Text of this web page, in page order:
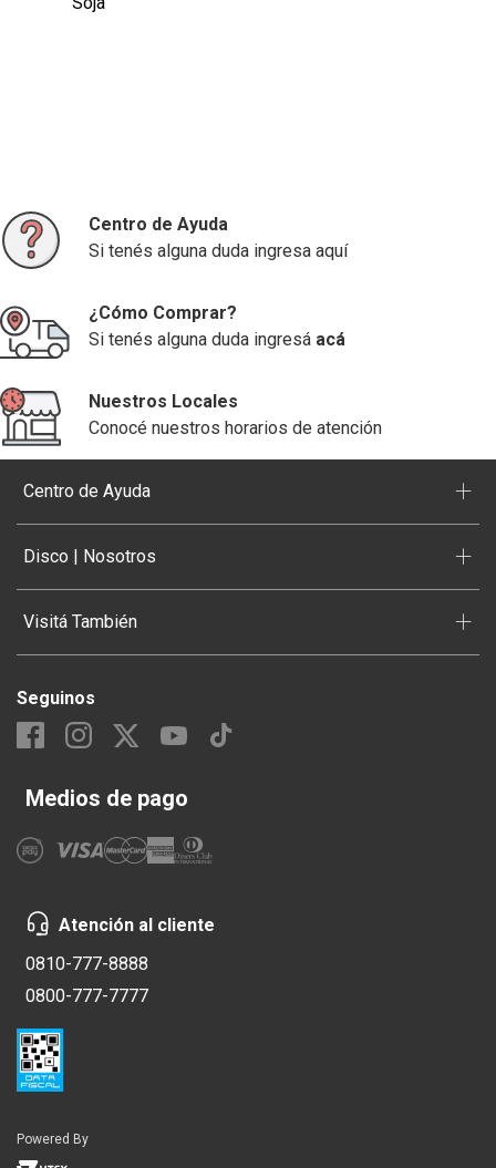
Centro de Ayuda
Si tenés alguna duda ingresa aquí
¿Cómo Comprar?
Si tenés alguna duda ingresá acá
Nuestros Locales
Conocé nuestros horarios de atención
Centro de Ayuda +
Disco | Nosotros +
Visitá También +
Seguinos
Medios de pago
Atención al cliente
0810-777-8888
0800-777-7777
Powered By